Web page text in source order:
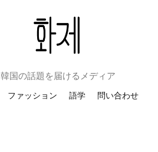
韓国の話題を届けるメディア
ファッション 語学 問い合わせ